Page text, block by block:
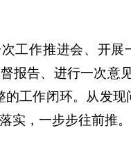
工作推进会、开展
报告、进行一次意
的工作闭环。从发现
实，一步步往前推。